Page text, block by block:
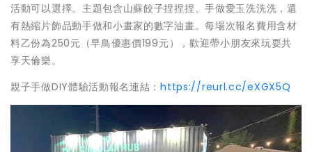
活動可以選擇。主題包含山蘇餃子捏捏捏、手做愛玉洗洗洗，還
有熱縮片飾品動手做和小畫家的數字油畫。每場次報名費用含材
料乙份為250元（早鳥優惠價199元），歡迎帶小朋友來玩耍共
享天倫樂。
親子手做DIY體驗活動報名連結：https://reurl.cc/eXGX5Q